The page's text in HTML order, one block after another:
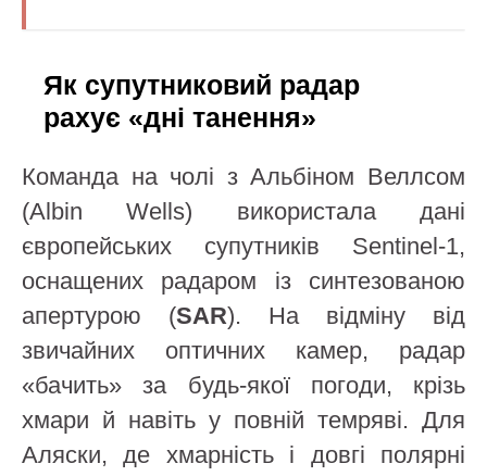
Як супутниковий радар
рахує «дні танення»
Команда на чолі з Альбіном Веллсом
(Albin Wells) використала дані
європейських супутників Sentinel‑1,
оснащених радаром із синтезованою
апертурою (SAR). На відміну від
звичайних оптичних камер, радар
«бачить» за будь-якої погоди, крізь
хмари й навіть у повній темряві. Для
Аляски, де хмарність і довгі полярні